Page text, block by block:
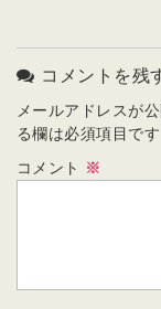
コメントを残
メールアドレスが
る欄は必須項目です
コメント ※